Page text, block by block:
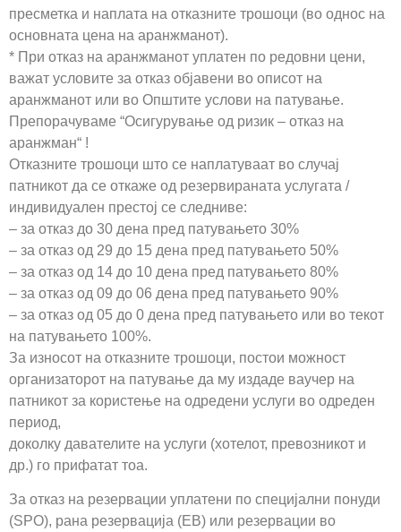
пресметка и наплата на отказните трошоци (во однос на
основната цена на аранжманот).
* При отказ на аранжманот уплатен по редовни цени,
важат условите за отказ објавени во описот на
аранжманот или во Општите услови на патување.
Препорачуваме “Осигурување од ризик – отказ на
аранжман“ !
Отказните трошоци што се наплатуваат во случај
патникот да се откаже од резервираната услугата /
индивидуален престој се следниве:
– за отказ до 30 дена пред патувањето 30%
– за отказ од 29 до 15 дена пред патувањето 50%
– за отказ од 14 до 10 дена пред патувањето 80%
– за отказ од 09 до 06 дена пред патувањето 90%
– за отказ од 05 до 0 дена пред патувањето или во текот
на патувањето 100%.
За износот на отказните трошоци, постои можност
организаторот на патување да му издаде ваучер на
патникот за користење на одредени услуги во одреден
период,
доколку давателите на услуги (хотелот, превозникот и
др.) го прифатат тоа.
За отказ на резервации уплатени по специјални понуди
(SPO), рана резервација (EB) или резервации во